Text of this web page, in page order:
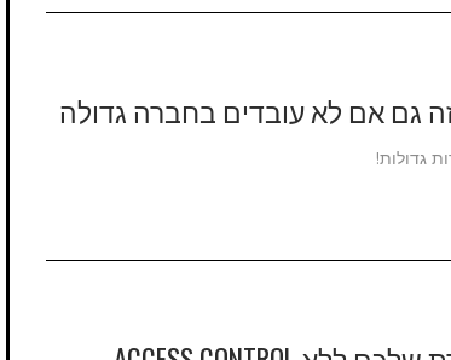
גם אם לא עובדים בחברה גדולה
גדולות!